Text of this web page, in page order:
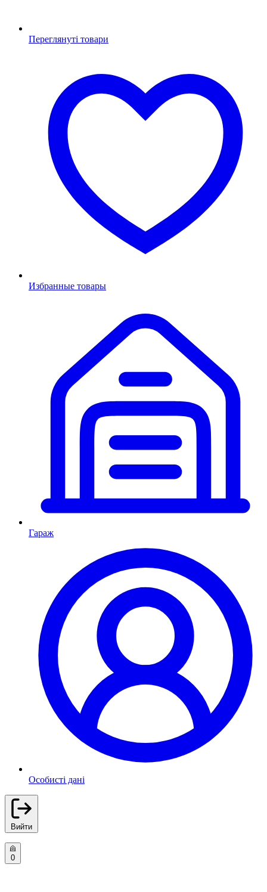
Переглянуті товари
Избранные товары
Гараж
Особисті дані
Вийти
0